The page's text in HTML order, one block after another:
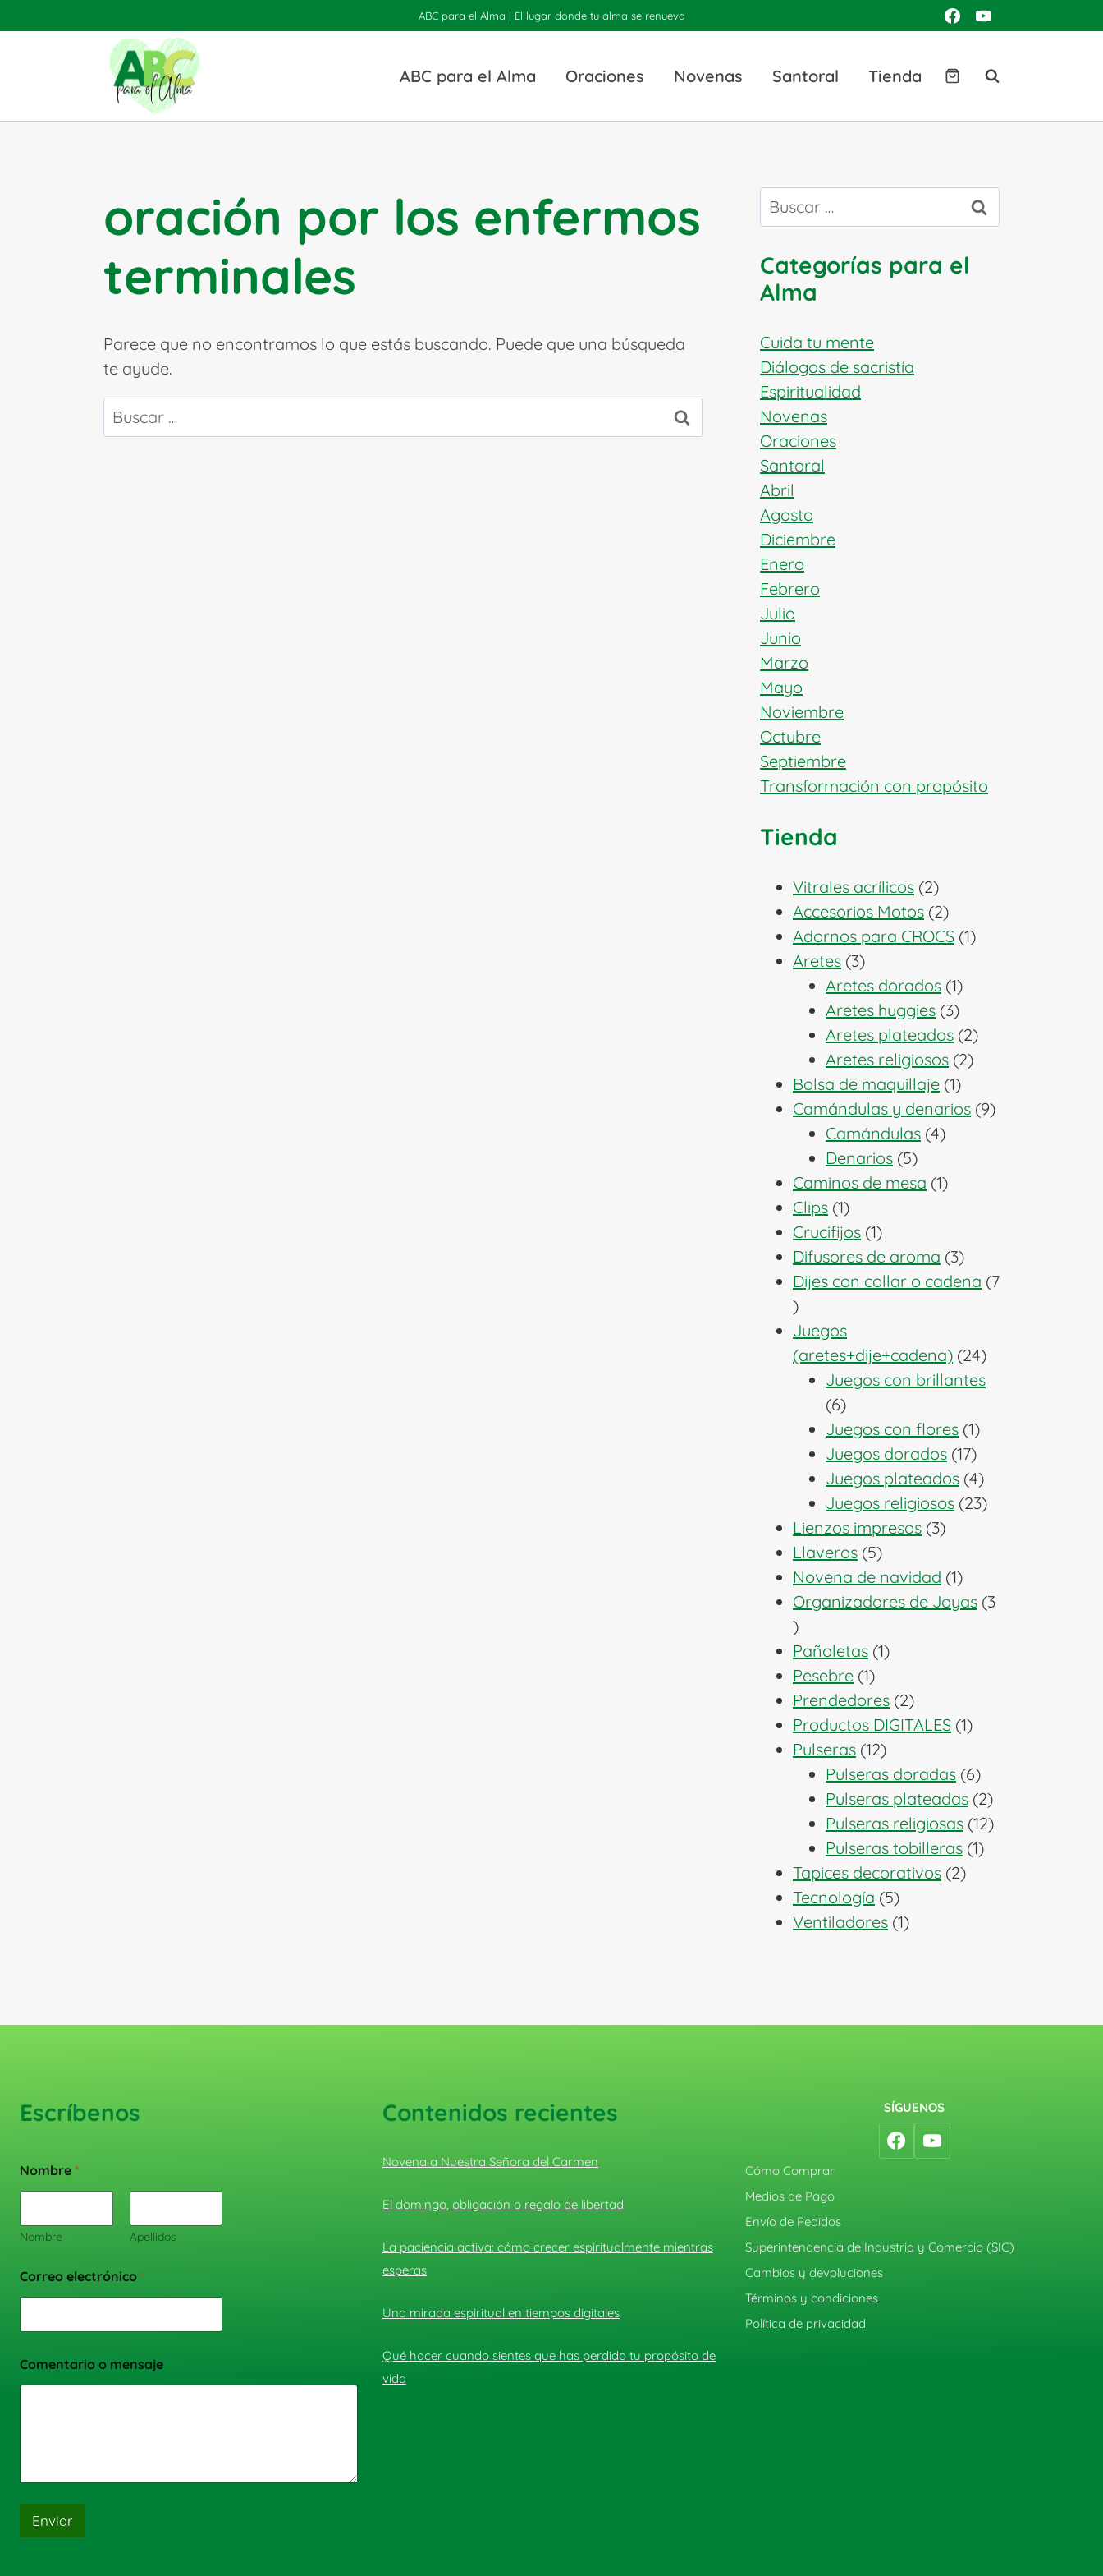
al
ABC para el Alma | El lugar donde tu alma se renueva
ABC para el Alma Oraciones Novenas Santoral Tienda
oración por los enfermos
terminales
Parece que no encontramos lo que estás buscando. Puede que una búsqueda
te ayude.
Buscar:
Buscar:
Categorías para el
Alma
Cuida tu mente
Diálogos de sacristía
Espiritualidad
Novenas
Oraciones
Santoral
Abril
Agosto
Diciembre
Enero
Febrero
Julio
Junio
Marzo
Mayo
Noviembre
Octubre
Septiembre
Transformación con propósito
Tienda
Vitrales acrílicos 22
productos
Accesorios Motos 22
productos
Adornos para CROCS 11
Aretes 33
productos
Aretes dorados 11
producto
Aretes huggies 33
productos
Aretes plateados 22
productos
Aretes religiosos 22
Bolsa de maquillaje 11
producto
Camándulas y denarios 99
Camándulas 44
Denarios 55
productos
Caminos de mesa 11
Clips 11
producto
Crucifijos 11
producto
Difusores de aroma 33
productos
Dijes con collar o cadena 7
7
productos
Juegos
(aretes+dije+cadena) 2424
productos
Juegos con brillantes
66
productos
Juegos con flores 11
producto
Juegos dorados 1717
productos
Juegos plateados 44
productos
Juegos religiosos 2323
Lienzos impresos 33
Llaveros 55
productos
Novena de navidad 11
producto
Organizadores de Joyas 3
3
productos
Pañoletas 11
Pesebre 11
producto
Prendedores 22
productos
Productos DIGITALES 11
Pulseras 1212
productos
Pulseras doradas 66
productos
Pulseras plateadas 22
productos
Pulseras religiosas 1212
Pulseras tobilleras 11
Tapices decorativos 22
Tecnología 55
productos
Ventiladores 11
Escríbenos
Nombre *
Nombre Apellidos
Correo electrónico *
Comentario o mensaje
Enviar
Contenidos recientes
Novena a Nuestra Señora del Carmen
El domingo, obligación o regalo de libertad
La paciencia activa: cómo crecer espiritualmente mientras
esperas
Una mirada espiritual en tiempos digitales
Qué hacer cuando sientes que has perdido tu propósito de
vida
SÍGUENOS
Cómo Comprar
Medios de Pago
Envío de Pedidos
Superintendencia de Industria y Comercio (SIC)
Cambios y devoluciones
Términos y condiciones
Política de privacidad